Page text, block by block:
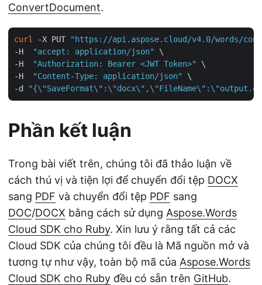
ConvertDocument.
curl -X PUT
"https://api.aspose.cloud/v4.0/words/
-H
"accept: application/json"
\
-H
"Authorization: Bearer <JWT Token>"
\
-H
"Content-Type: application/json"
\
-d
Phần kết luận
Trong bài viết trên, chúng tôi đã thảo luận về
cách thú vị và tiện lợi để chuyển đổi tệp DOCX
sang PDF và chuyển đổi tệp PDF sang
DOC/DOCX bằng cách sử dụng Aspose.Words
Cloud SDK cho Ruby. Xin lưu ý rằng tất cả các
Cloud SDK của chúng tôi đều là Mã nguồn mở và
tương tự như vậy, toàn bộ mã của Aspose.Words
Cloud SDK cho Ruby đều có sẵn trên GitHub.